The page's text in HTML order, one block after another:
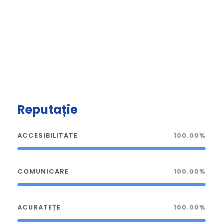
Reputație
ACCESIBILITATE 100.00%
COMUNICARE 100.00%
ACURATEȚE 100.00%